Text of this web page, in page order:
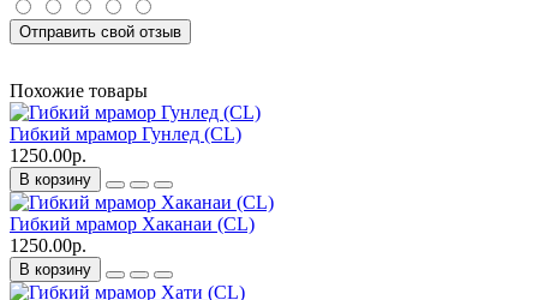
Отправить свой отзыв
Похожие товары
Гибкий мрамор Гунлед (CL)
1250.00р.
В корзину
Гибкий мрамор Хаканаи (CL)
1250.00р.
В корзину